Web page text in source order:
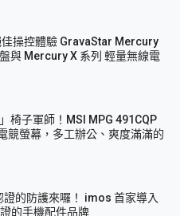
操控體驗 GravaStar Mercury
與 Mercury X 系列 輕量無線電
椅子軍師！MSI MPG 491CQP
競螢幕，多工辦公、爽度滿滿的
證的防護來囉！ imos 首家導入
的手機配件品牌